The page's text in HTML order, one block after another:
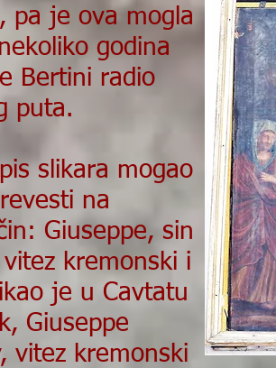
pa je ova mogla
godina
Bertini radio
puta.
slikara mogao
na
Giuseppe, sin
kremonski i
je u Cavtatu
Giuseppe
vitez kremonski